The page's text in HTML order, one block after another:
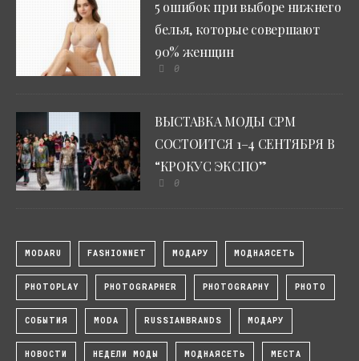
5 ошибок при выборе нижнего
белья, которые совершают
90% женщин
0
ВЫСТАВКА МОДЫ CPM
СОСТОИТСЯ 1–4 СЕНТЯБРЯ В
“КРОКУС ЭКСПО”
0
MODARU FASHIONNET МОДАРУ МОДНАЯСЕТЬ
PHOTOPLAY PHOTOGRAPHER PHOTOGRAPHY PHOTO
СОБЫТИЯ MODA RUSSIANBRANDS МОДАРУ
НОВОСТИ НЕДЕЛИ МОДЫ МОДНАЯСЕТЬ МЕСТА